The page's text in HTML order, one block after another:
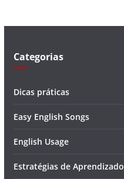
Categorias
Dicas práticas
Easy English Songs
English Usage
Estratégias de Aprendizado